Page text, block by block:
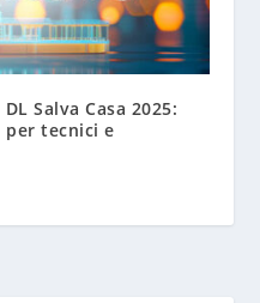
Salva Casa 2025:
tecnici e